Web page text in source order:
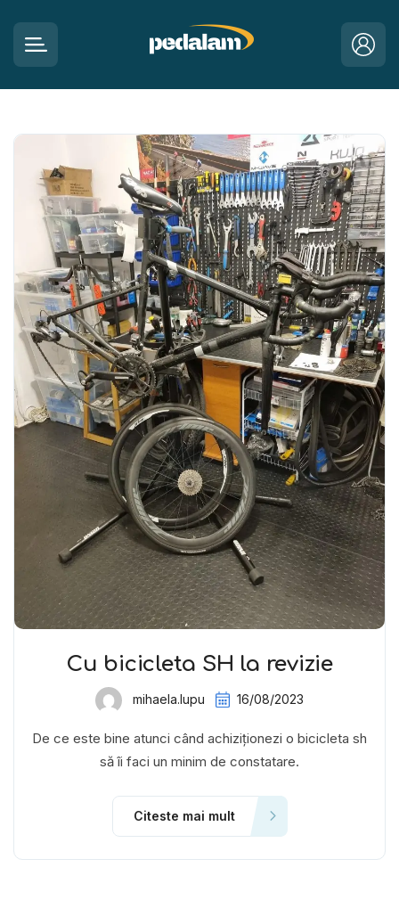
Cu bicicleta SH la revizie
mihaela.lupu 16/08/2023
De ce este bine atunci când achiziționezi o bicicleta sh
să îi faci un minim de constatare.
Citeste mai mult